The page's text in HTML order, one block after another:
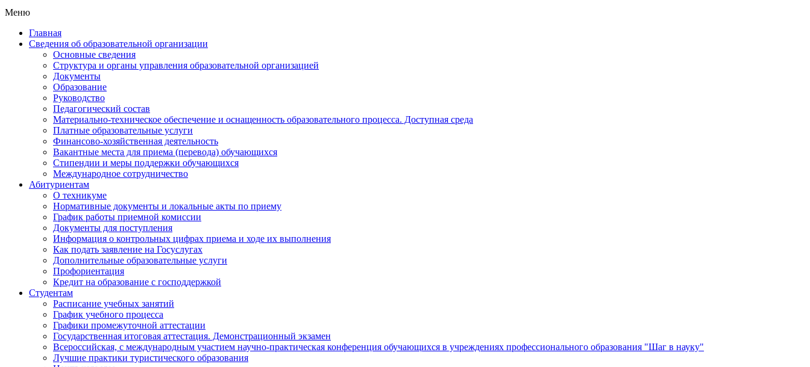
Меню
Главная
Сведения об образовательной организации
Основные сведения
Структура и органы управления образовательной организацией
Документы
Образование
Руководство
Педагогический состав
Материально-техническое обеспечение и оснащенность образовательного процесса. Доступная среда
Платные образовательные услуги
Финансово-хозяйственная деятельность
Вакантные места для приема (перевода) обучающихся
Стипендии и меры поддержки обучающихся
Международное сотрудничество
Абитуриентам
О техникуме
Нормативные документы и локальные акты по приему
График работы приемной комиссии
Документы для поступления
Информация о контрольных цифрах приема и ходе их выполнения
Как подать заявление на Госуслугах
Дополнительные образовательные услуги
Профориентация
Кредит на образование с господдержкой
Студентам
Расписание учебных занятий
График учебного процесса
Графики промежуточной аттестации
Государственная итоговая аттестация. Демонстрационный экзамен
Всероссийская, с международным участием научно-практическая конференция обучающихся в учреждениях профессионального образования "Шаг в науку"
Лучшие практики туристического образования